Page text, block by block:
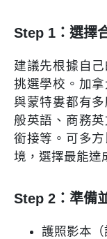
Step 1：選擇
建議先根據自
挑選學校。加
與蒙特婁都有
般英語、商務
銜接等。可多
境，選擇最能達
Step 2：準備
護照影本（